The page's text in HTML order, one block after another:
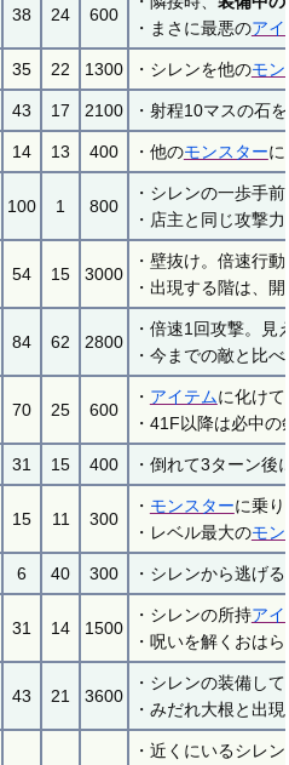
38 24 600
・まさに最悪のアイ
35 22 1300 ・シレンを他のモン
43 17 2100 ・射程10マスの石
14 13 400 ・他のモンスター
100 1 800
・シレンの一歩手
・店主と同じ攻撃
54 15 3000
・壁抜け。倍速行
・出現する階は、
84 62 2800
・倍速1回攻撃。見
・今までの敵と比
70 25 600
・ アイテムに化け
・41F以降は必中
31 15 400 ・倒れて3ターン後
15 11 300
・ モンスターに乗
・レベル最大のモン
6 40 300 ・シレンから逃げ
31 14 1500
・シレンの所持アイ
・呪いを解くおは
43 21 3600
・シレンの装備し
・みだれ大根と出
・近くにいるシレ